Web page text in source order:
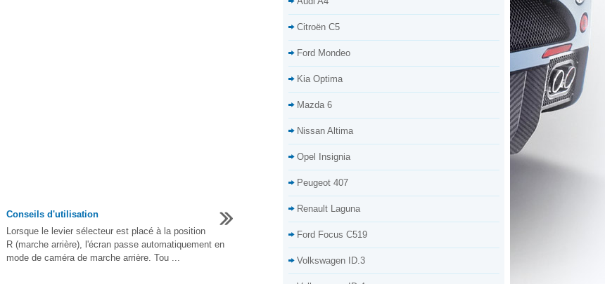
Conseils d'utilisation
Lorsque le levier sélecteur est placé à la position
R (marche arrière), l'écran passe automatiquement en
mode de caméra de marche arrière. Tou ...
Citroën C5
Ford Mondeo
Kia Optima
Mazda 6
Nissan Altima
Opel Insignia
Peugeot 407
Renault Laguna
Ford Focus C519
Volkswagen ID.3